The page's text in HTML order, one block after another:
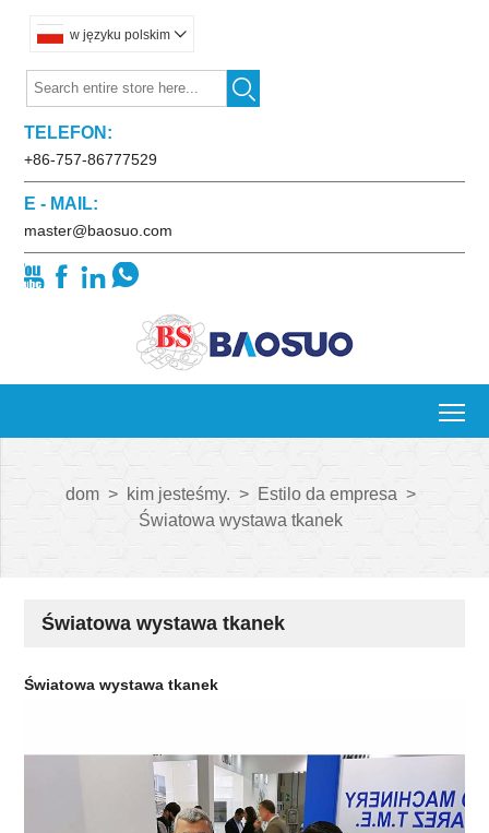
w języku polskim 

TELEFON:
+86-757-86777529
E - MAIL:
master@baosuo.com
   
dom > kim jesteśmy. > Estilo da empresa >
Światowa wystawa tkanek
Światowa wystawa tkanek
Światowa wystawa tkanek